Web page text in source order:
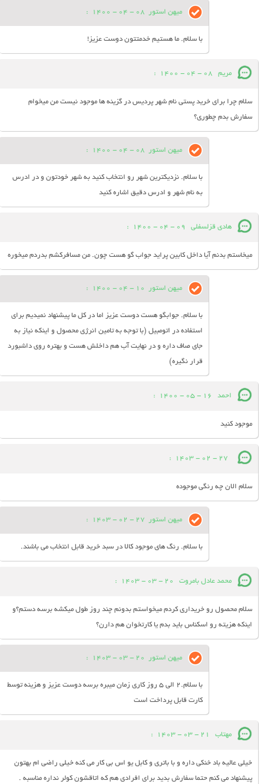
میهن استور 08 - 04 - 1400
:
با سلام. ما هستیم خدمتتون دوست عزیز!
مریم 08 - 04 - 1400
:
سلام چرا برای خرید پستی نام شهر پردیس در گزینه ها موجود نیست من میخوام
سفارش بدم چطوری؟
میهن استور 08 - 04 - 1400
:
با سلام. نزدیکترین شهر رو انتخاب کنید به شهر خودتون و در ادرس
به نام شهر و ادرس دقیق اشاره کنید
هادی قزلسفلی 09 - 04 - 1400
:
میخاستم بدنم آیا داخل کابین پراید جواب گو هست چون. من مسافرکشم بدردم میخوره
میهن استور 10 - 04 - 1400
:
با سلام. جوابگو هست دوست عزیز اما در کل ما پیشنهاد نمیدیم برای
استفاده در اتومبیل (با توجه به تامین انرژی محصول و اینکه نیاز به
جای صاف داره و در نهایت آب هم داخلش هست و بهتره روی داشبورد
قرار نگیره)
احمد 16 - 05 - 1400
:
موجود کنید
27 - 02 - 1403
:
سلام الان چه رنگی موجوده
میهن استور 27 - 02 - 1403
:
با سلام. رنگ های موجود کالا در سبد خرید قابل انتخاب می باشند.
محمد عادل بامروت 20 - 03 - 1403
:
سلام محصول رو خریداری کردم میخواستم بدونم چند روز طول میکشه برسه دستم؟و
اینکه هزیته رو اسکناس باید بدم یا کارتخوان هم دارن؟
میهن استور 20 - 03 - 1403
:
با سلام.2 الی 5 روز کاری زمان میبره برسه دوست عزیز و هزینه توسط
کارت قابل پرداخت است
مهتاب 21 - 03 - 1403
:
خیلی عالیه باد خنکی داره و با باتری و کابل یو اس بی کار می کنه خیلی راضی ام بهتون
پیشنهاد می کنم حتما سفارش بدید برای افرادی هم که اتاقشون کولر نداره مناسبه .